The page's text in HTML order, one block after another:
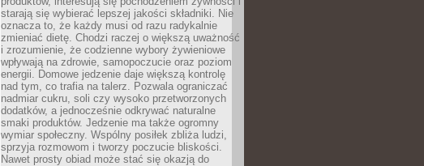
starają się wybierać lepszej jakości składniki. Nie
oznacza to, że każdy musi od razu radykalnie
zmieniać dietę. Chodzi raczej o większą uważność
i zrozumienie, że codzienne wybory żywieniowe
wpływają na zdrowie, samopoczucie oraz poziom
energii. Domowe jedzenie daje większą kontrolę
nad tym, co trafia na talerz. Pozwala ograniczać
nadmiar cukru, soli czy wysoko przetworzonych
dodatków, a jednocześnie odkrywać naturalne
smaki produktów. Jedzenie ma także ogromny
wymiar społeczny. Wspólny posiłek zbliża ludzi,
sprzyja rozmowom i tworzy poczucie bliskości.
Nawet prosty obiad może stać się okazją do